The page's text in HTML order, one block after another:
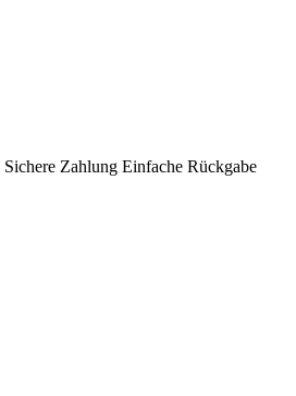
Sichere Zahlung Einfache Rückgabe